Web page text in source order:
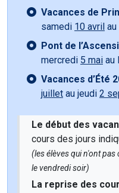
Vacances de
samedi 10 avril
Pont de
mercredi 5 mai au
Vacances d’Été
juillet au jeudi 2
Le début des
cours des jours
(les élèves qui n'ont
le vendredi soir)
La reprise des